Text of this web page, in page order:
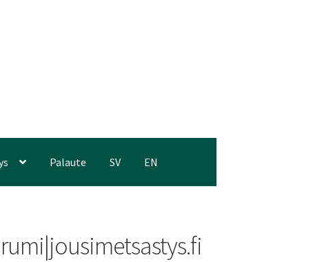
Palaute SV EN